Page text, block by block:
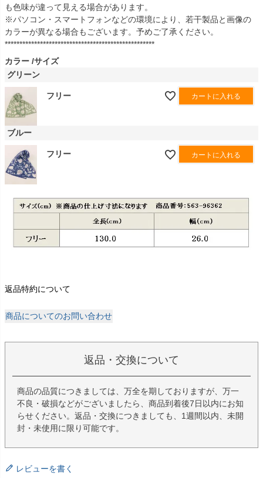
も色味が違って見える場合があります。
※パソコン・スマートフォンなどの環境により、若干製品と画像の
カラーが異なる場合もございます。予めご了承ください。
***************************************************
カラー サイズ
グリーン
フリー カートに入れる
ブルー
フリー カートに入れる
返品特約について
商品についてのお問い合わせ
返品・交換について
商品の品質につきましては、万全を期しておりますが、万一
不良・破損などがございましたら、商品到着後7日以内にお知
らせください。返品・交換につきましても、1週間以内、未開
封・未使用に限り可能です。
レビューを書く